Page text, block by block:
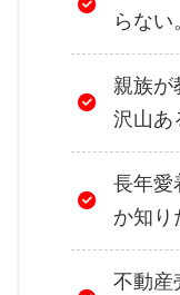
らない
親族が
沢山あ
長年愛
か知り
不動産